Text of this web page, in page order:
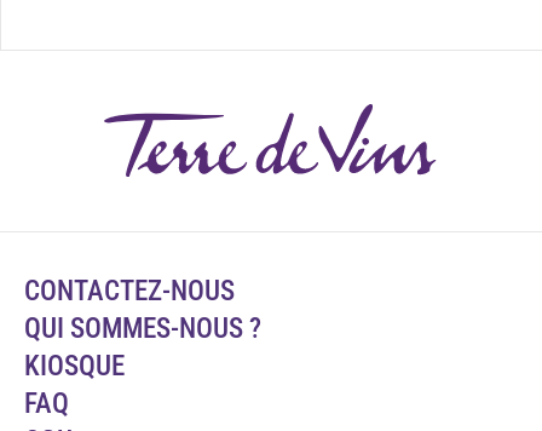
CONTACTEZ-NOUS
QUI SOMMES-NOUS ?
KIOSQUE
FAQ